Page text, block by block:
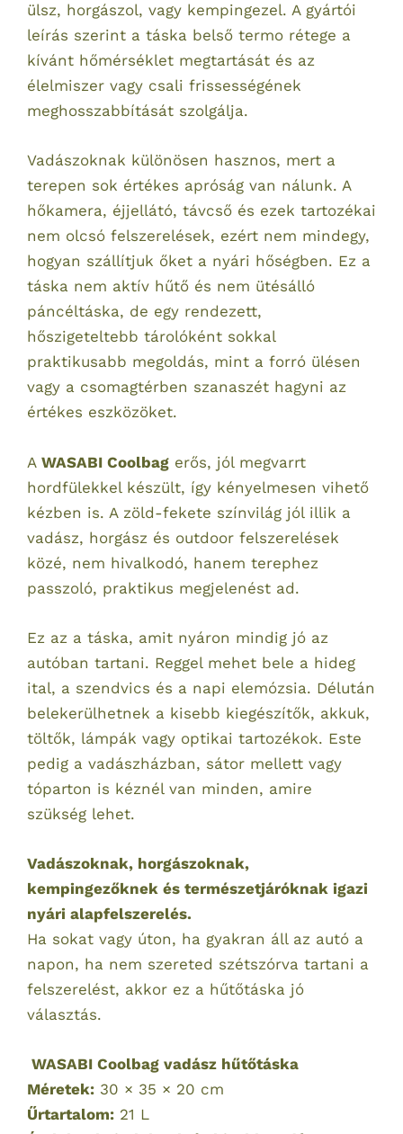
ülsz, horgászol, vagy kempingezel. A gyártói
leírás szerint a táska belső termo rétege a
kívánt hőmérséklet megtartását és az
élelmiszer vagy csali frissességének
meghosszabbítását szolgálja.
Vadászoknak különösen hasznos, mert a
terepen sok értékes apróság van nálunk. A
hőkamera, éjjellátó, távcső és ezek tartozékai
nem olcsó felszerelések, ezért nem mindegy,
hogyan szállítjuk őket a nyári hőségben. Ez a
táska nem aktív hűtő és nem ütésálló
páncéltáska, de egy rendezett,
hőszigeteltebb tárolóként sokkal
praktikusabb megoldás, mint a forró ülésen
vagy a csomagtérben szanaszét hagyni az
értékes eszközöket.
A WASABI Coolbag erős, jól megvarrt
hordfülekkel készült, így kényelmesen vihető
kézben is. A zöld-fekete színvilág jól illik a
vadász, horgász és outdoor felszerelések
közé, nem hivalkodó, hanem terephez
passzoló, praktikus megjelenést ad.
Ez az a táska, amit nyáron mindig jó az
autóban tartani. Reggel mehet bele a hideg
ital, a szendvics és a napi elemózsia. Délután
belekerülhetnek a kisebb kiegészítők, akkuk,
töltők, lámpák vagy optikai tartozékok. Este
pedig a vadászházban, sátor mellett vagy
tóparton is kéznél van minden, amire
szükség lehet.
Vadászoknak, horgászoknak,
kempingezőknek és természetjáróknak igazi
nyári alapfelszerelés.
Ha sokat vagy úton, ha gyakran áll az autó a
napon, ha nem szereted szétszórva tartani a
felszerelést, akkor ez a hűtőtáska jó
választás.
WASABI Coolbag vadász hűtőtáska
Méretek: 30 × 35 × 20 cm
Űrtartalom: 21 L